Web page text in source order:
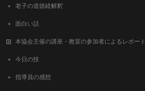
老子の道徳経解釈
面白い話
本協会主催の講座・教室の参加者によるレポート
今日の技
指導員の感想